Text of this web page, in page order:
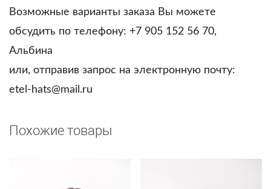
Возможные варианты заказа Вы можете
обсудить по телефону: +7 905 152 56 70,
Альбина
или, отправив запрос на электронную почту:
etel-hats@mail.ru
Похожие товары